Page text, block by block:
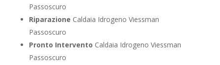
Passoscuro
Riparazione Caldaia Idrogeno Viessman
Passoscuro
Pronto Intervento Caldaia Idrogeno Viessman
Passoscuro